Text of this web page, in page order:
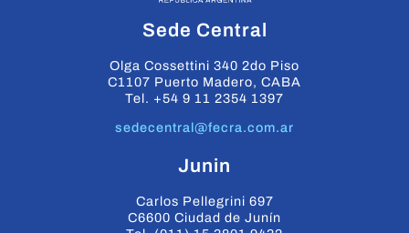
Sede Central
Olga Cossettini 340 2do Piso
C1107 Puerto Madero, CABA
Tel. +54 9 11 2354 1397
sedecentral@fecra.com.ar
Junin
Carlos Pellegrini 697
C6600 Ciudad de Junín